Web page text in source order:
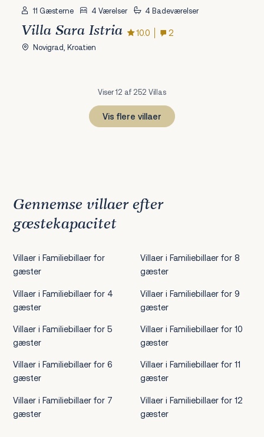
11 Gæsterne 4 Værelser 4 Badeværelser
Villa Sara Istria 10.0 2
Novigrad, Kroatien
Viser 12 af 252 Villas
Vis flere villaer
Gennemse villaer efter
gæstekapacitet
Villaer i Familiebillaer for
gæster
Villaer i Familiebillaer for 4
gæster
Villaer i Familiebillaer for 5
gæster
Villaer i Familiebillaer for 6
gæster
Villaer i Familiebillaer for 7
gæster
Villaer i Familiebillaer for 8
gæster
Villaer i Familiebillaer for 9
gæster
Villaer i Familiebillaer for 10
gæster
Villaer i Familiebillaer for 11
gæster
Villaer i Familiebillaer for 12
gæster